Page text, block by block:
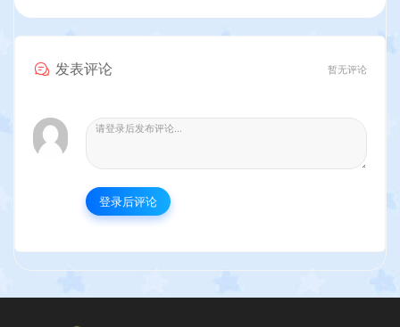
发表评论 暂无评论
登录后评论